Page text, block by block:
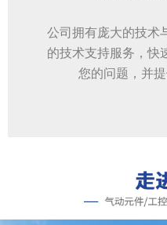
公司拥有庞大的技术
的技术支持服务，快
您的问题，并